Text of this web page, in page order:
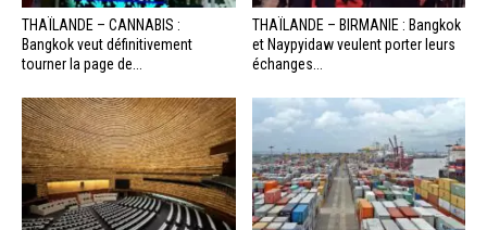
THAÏLANDE – CANNABIS :
Bangkok veut définitivement
tourner la page de...
THAÏLANDE – BIRMANIE : Bangkok
et Naypyidaw veulent porter leurs
échanges...